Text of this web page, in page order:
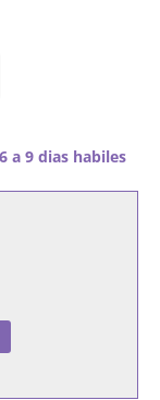
a 9 dias habiles